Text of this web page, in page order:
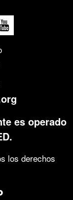
es operado
los derechos